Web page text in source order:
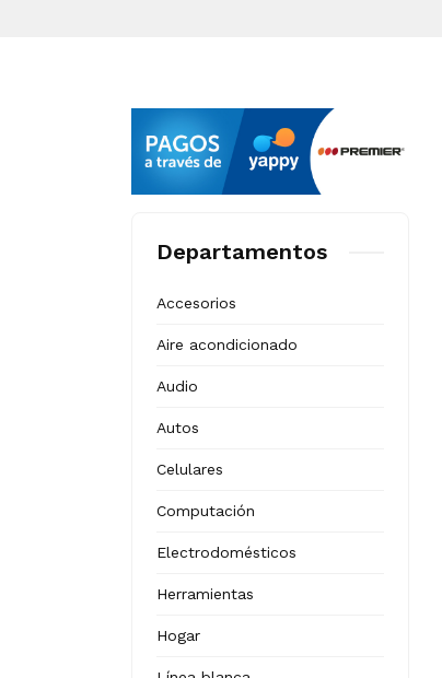
Departamentos
Accesorios
Aire acondicionado
Audio
Autos
Celulares
Computación
Electrodomésticos
Herramientas
Hogar